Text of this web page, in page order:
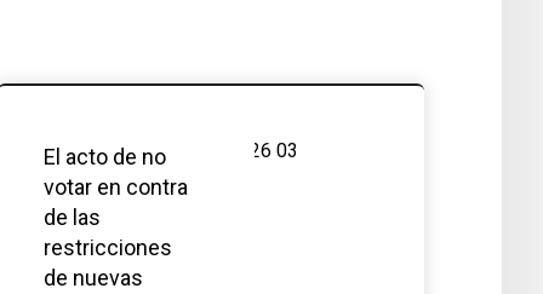
El acto de no
votar en contra
de las
restricciones
de nuevas